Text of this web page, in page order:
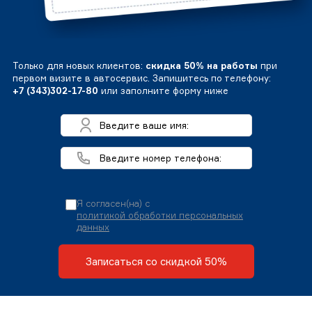
Только для новых клиентов: скидка 50% на работы при
первом визите в автосервис. Запишитесь по телефону:
+7 (343)302-17-80 или заполните форму ниже
Я согласен(на) с
политикой обработки персональных
данных
Записаться со скидкой 50%